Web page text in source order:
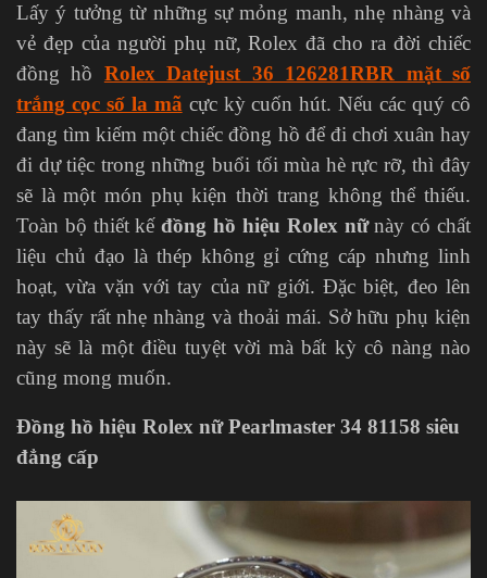
Lấy ý tưởng từ những sự mỏng manh, nhẹ nhàng và
vẻ đẹp của người phụ nữ, Rolex đã cho ra đời chiếc
đồng hồ Rolex Datejust 36 126281RBR mặt số
trắng cọc số la mãcực kỳ cuốn hút. Nếu các quý cô
đang tìm kiếm một chiếc đồng hồ để đi chơi xuân hay
đi dự tiệc trong những buổi tối mùa hè rực rỡ, thì đây
sẽ là một món phụ kiện thời trang không thể thiếu.
Toàn bộ thiết kếđồng hồ hiệu Rolex nữnày có chất
liệu chủ đạo là thép không gỉ cứng cáp nhưng linh
hoạt, vừa vặn với tay của nữ giới. Đặc biệt, đeo lên
tay thấy rất nhẹ nhàng và thoải mái. Sở hữu phụ kiện
này sẽ là một điều tuyệt vời mà bất kỳ cô nàng nào
cũng mong muốn.
Đồng hồ hiệu Rolex nữ Pearlmaster 34 81158 siêu
đẳng cấp